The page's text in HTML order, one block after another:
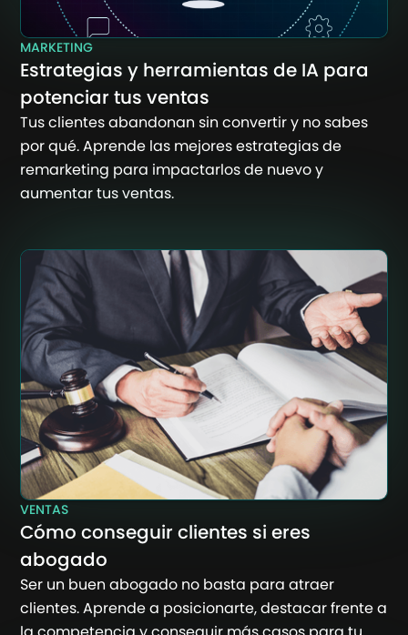
MARKETING
Estrategias y herramientas de IA para
potenciar tus ventas
Tus clientes abandonan sin convertir y no sabes
por qué. Aprende las mejores estrategias de
remarketing para impactarlos de nuevo y
aumentar tus ventas.
VENTAS
Cómo conseguir clientes si eres
abogado
Ser un buen abogado no basta para atraer
clientes. Aprende a posicionarte, destacar frente a